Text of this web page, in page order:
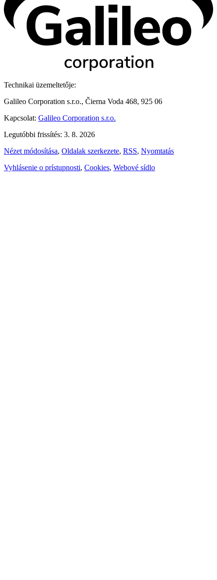
Technikai üzemeltetője:
Galileo Corporation s.r.o., Čierna Voda 468, 925 06
Kapcsolat: Galileo Corporation s.r.o.
Legutóbbi frissítés: 3. 8. 2026
Nézet módosítása, Oldalak szerkezete, RSS, Nyomtatás
Vyhlásenie o prístupnosti, Cookies, Webové sídlo